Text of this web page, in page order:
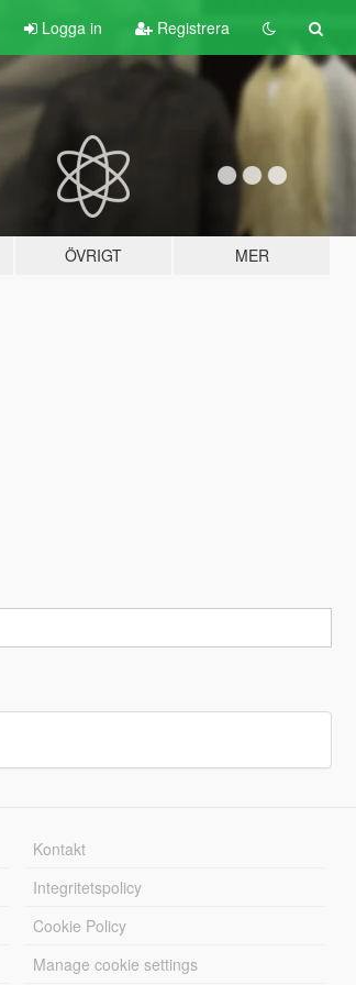
Logga in Registrera
ÖVRIGT MER
Kontakt
Integritetspolicy
Cookie Policy
Manage cookie settings